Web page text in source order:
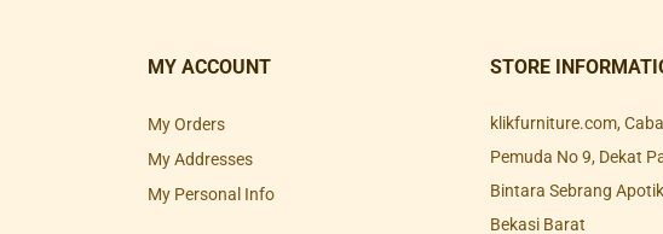
MY ACCOUNT
My Orders
My Addresses
My Personal Info
STORE
klikfurniture.com,
Pemuda No 9, Dekat
Bintara Sebrang
Bekasi Barat